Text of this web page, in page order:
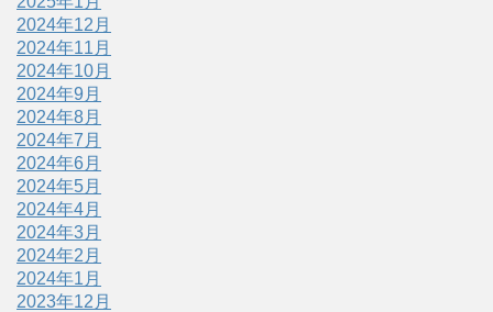
2024年12月
2024年11月
2024年10月
2024年9月
2024年8月
2024年7月
2024年6月
2024年5月
2024年4月
2024年3月
2024年2月
2024年1月
2023年12月